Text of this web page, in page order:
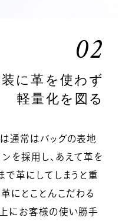
02
に革を使わず
軽量化を図る
通常はバッグの表地
を採用し、あえて革を
で革にしてしまうと重
革にとことんこだわる
にお客様の使い勝手